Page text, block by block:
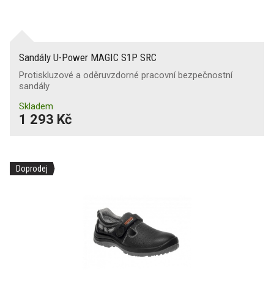
Sandály U-Power MAGIC S1P SRC
Protiskluzové a oděruvzdorné pracovní bezpečnostní
sandály
Skladem
1 293 Kč
Doprodej